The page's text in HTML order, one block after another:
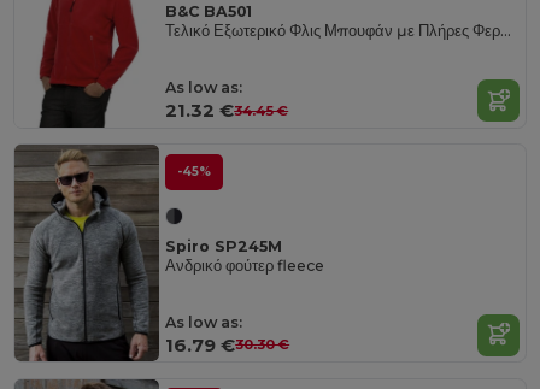
B&C BA501
Τελικό Εξωτερικό Φλις Μπουφάν με Πλήρες Φερμουάρ
As low as:
21.32 €34.45 €
-45%
Spiro SP245M
Ανδρικό φούτερ fleece
As low as:
16.79 €30.30 €